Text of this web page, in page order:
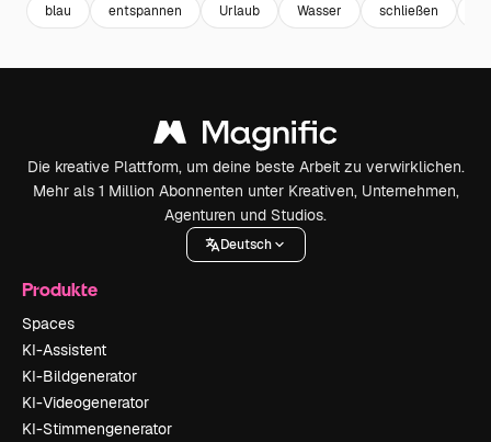
blau entspannen Urlaub Wasser schließen
Die kreative Plattform, um deine beste Arbeit zu verwirklichen.
Mehr als 1 Million Abonnenten unter Kreativen, Unternehmen,
Agenturen und Studios.
Deutsch
Produkte
Spaces
KI-Assistent
KI-Bildgenerator
KI-Videogenerator
KI-Stimmengenerator